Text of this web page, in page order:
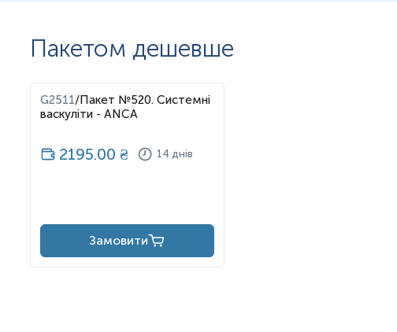
Пакетом дешевше
G2511/Пакет №520. Системні
васкуліти - ANCA
2195.00 ₴ 14 днів
Замовити